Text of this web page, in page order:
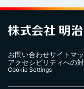
お問い合わせサイトマ
アクセシビリティへの
Cookie Settings